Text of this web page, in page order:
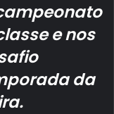
e nos
da